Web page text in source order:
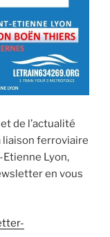
de l’actualité
liaison ferroviaire
Lyon,
en vous